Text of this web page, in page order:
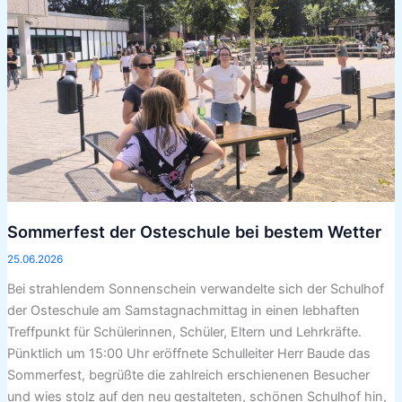
Sommerfest der Osteschule bei bestem Wetter
25.06.2026
Bei strahlendem Sonnenschein verwandelte sich der Schulhof
der Osteschule am Samstagnachmittag in einen lebhaften
Treffpunkt für Schülerinnen, Schüler, Eltern und Lehrkräfte.
Pünktlich um 15:00 Uhr eröffnete Schulleiter Herr Baude das
Sommerfest, begrüßte die zahlreich erschienenen Besucher
und wies stolz auf den neu gestalteten, schönen Schulhof hin,
bestem
Wetter